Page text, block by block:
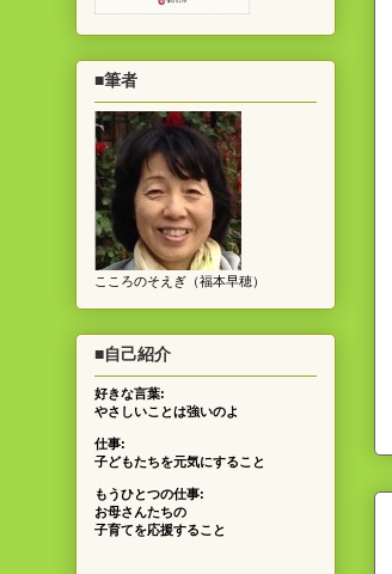
■筆者
こころのそえぎ（福本早穂）
■自己紹介
好きな言葉:
やさしいことは強いのよ
仕事:
子どもたちを元気にすること
もうひとつの仕事:
お母さんたちの
子育てを応援すること